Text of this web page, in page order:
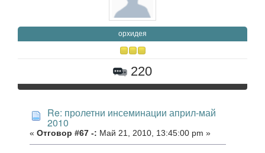
орхидея
220
Re: пролетни инсеминации април-май
2010
« Отговор #67 -: Май 21, 2010, 13:45:00 pm »